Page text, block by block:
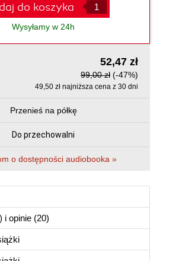
do koszyka
Wysyłamy w 24h
52,47 zł
99,00 zł (-47%)
49,50 zł najniższa cena z 30 dni
Przenieś na półkę
Do przechowalni
o dostępności audiobooka »
) i opinie (20)